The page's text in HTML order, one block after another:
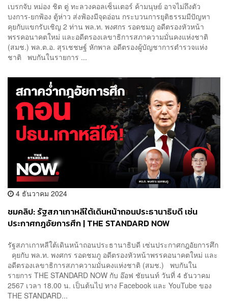
เบรกจับ หม่อง ชิต ตู่ ทะลวงคอลเซ็นเตอร์ ค้ามนุษย์ อาจไม่ถึงตัว
บงการ-ยกฟ้อง ตู้ห่าว ส่งฟ้องมีจุดอ่อน กระบวนการยุติธรรมมีปัญหา
คุยกับแขกรับเชิญ 2 ท่าน พล.ท. พงศกร รอดชมภู อดีตรองหัวหน้า
พรรคอนาคตใหม่ และอดีตรองเลขาธิการสภาความมั่นคงแห่งชาติ
(สมช.) พล.ต.อ. สุรเชชษฐ์ หักพาล อดีตรองผู้บัญชาการตำรวจแห่ง
ชาติ พบกันในรายการ ...
4 ธันวาคม 2024
ชมคลิป: รัฐสภาเกาหลีใต้เดินหน้าถอนประธานาธิบดี เซ่น
ประกาศกฎอัยการศึก | THE STANDARD NOW
รัฐสภาเกาหลีใต้เดินหน้าถอนประธานาธิบดี เซ่นประกาศกฎอัยการศึก
คุยกับ พล.ท. พงศกร รอดชมภู อดีตรองหัวหน้าพรรคอนาคตใหม่ และ
อดีตรองเลขาธิการสภาความมั่นคงแห่งชาติ (สมช.) พบกันใน
รายการ THE STANDARD NOW กับ อ๊อฟ ชัยนนท์ วันที่ 4 ธันวาคม
2567 เวลา 18.00 น. เป็นต้นไป ทาง Facebook และ YouTube ของ
THE STANDARD...